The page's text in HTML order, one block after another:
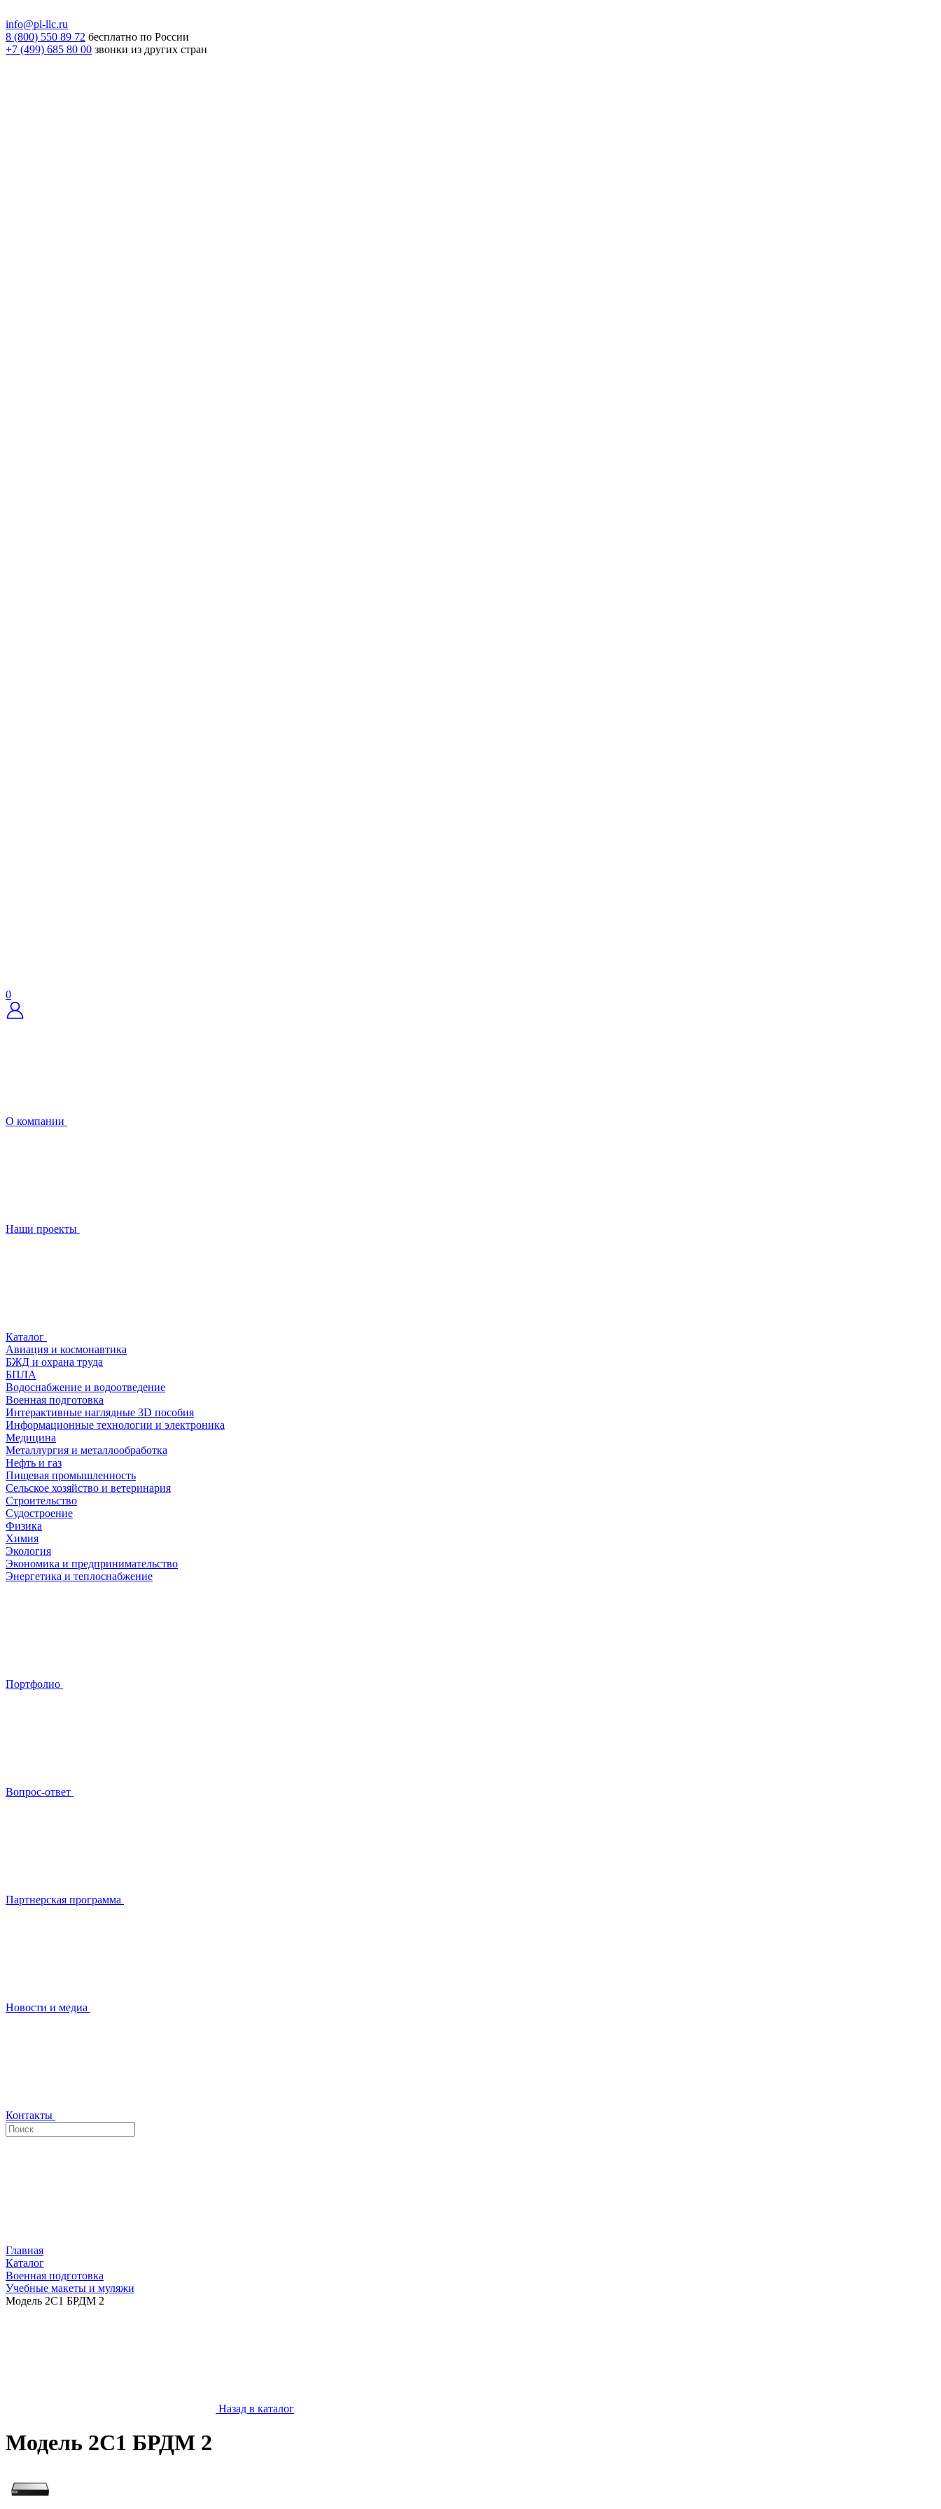
info@pl-llc.ru
8 (800) 550 89 72 бесплатно по России
+7 (499) 685 80 00 звонки из других стран
0
О компании
Наши проекты
Каталог
Авиация и космонавтика
БЖД и охрана труда
БПЛА
Водоснабжение и водоотведение
Военная подготовка
Интерактивные наглядные 3D пособия
Информационные технологии и электроника
Медицина
Металлургия и металлообработка
Нефть и газ
Пищевая промышленность
Сельское хозяйство и ветеринария
Строительство
Судостроение
Физика
Химия
Экология
Экономика и предпринимательство
Энергетика и теплоснабжение
Портфолио
Вопрос-ответ
Партнерская программа
Новости и медиа
Контакты
Главная
Каталог
Военная подготовка
Учебные макеты и муляжи
Модель 2С1 БРДМ 2
Назад в каталог
Модель 2С1 БРДМ 2